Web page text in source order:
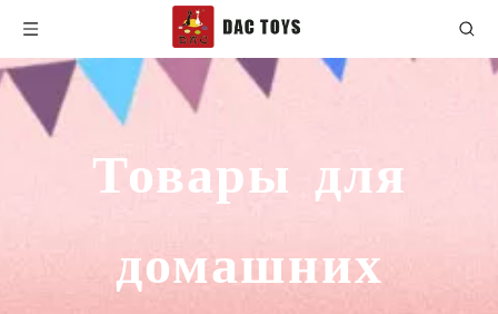
Товары для
домашних